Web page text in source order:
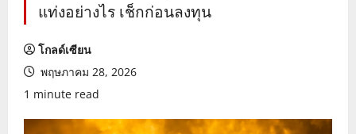
แท่งอย่างไร เช็กก่อนลงทุน
โกลด์เซียน
พฤษภาคม 28, 2026
1 minute read